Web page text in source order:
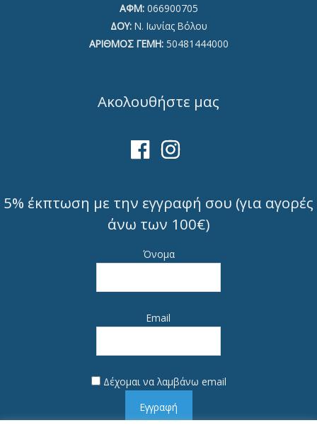
ΑΦΜ: 066900705
ΔΟΥ: Ν. Ιωνίας Βόλου
ΑΡΙΘΜΟΣ ΓΕΜΗ: 50481444000
Ακολουθήστε μας
5% έκπτωση με την εγγραφή σου (για αγορές
άνω των 100€)
Όνομα
Email
Δέχομαι να λαμβάνω email
Εγγραφή